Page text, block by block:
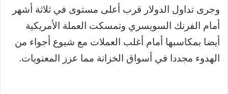
وجرى تداول الدولار قرب أعلى مستوى في ثلاثة أشهر
أمام الفرنك السويسري وتمسكت العملة الأمريكية
أيضا بمكاسبها أمام أغلب العملات مع شيوع أجواء من
الهدوء مجددا في أسواق الخزانة مما عزز المعنويات.